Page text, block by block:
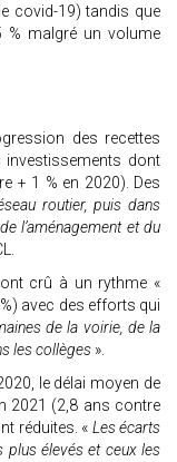
covid-19) tandis que
% malgré un volume
des recettes
investissements dont
+ 1 % en 2020). Des
routier, puis dans
l’aménagement et du
ont crû à un rythme «
avec des efforts qui
de la voirie, de la
les collèges ».
le délai moyen de
2021 (2,8 ans contre
réduites. « Les écarts
plus élevés et ceux les